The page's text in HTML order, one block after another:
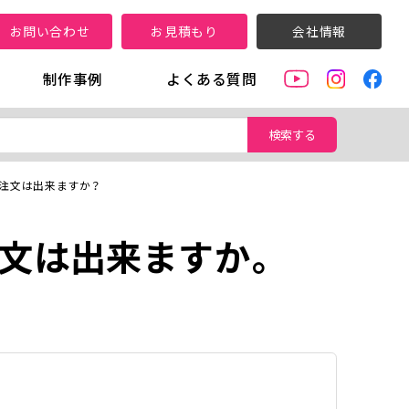
お問い合わせ お見積もり 会社情報
制作事例 よくある質問
検索する
文は出来ますか？
は出来ますか。